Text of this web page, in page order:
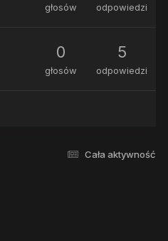
głosów odpowiedzi
0
głosów
5
odpowiedzi
Cała aktywność